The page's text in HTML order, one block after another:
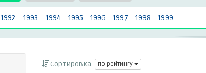
1992 1993 1994 1995 1996 1997 1998 1999
Сортировка: по рейтингу